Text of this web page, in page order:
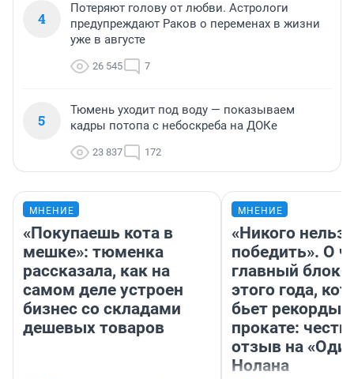
4
Потеряют голову от любви. Астрологи
предупреждают Раков о переменах в жизни
уже в августе
26 545 7
5
Тюмень уходит под воду — показываем
кадры потопа с небоскреба на ДОКе
23 837 172
МНЕНИЕ
«Покупаешь кота в
мешке»: тюменка
рассказала, как на
самом деле устроен
бизнес со складами
дешевых товаров
МНЕНИЕ
«Никого нельзя
победить». О
главный
этого года,
бьет рекорды в
прокате:
отзыв на
Нолана